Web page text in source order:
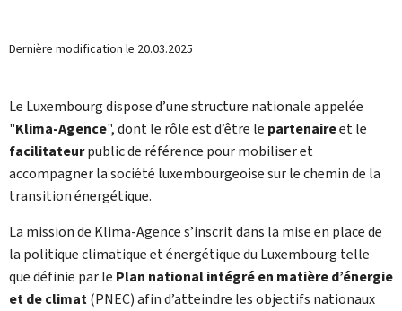
Dernière modification le 20.03.2025
Le Luxembourg dispose d’une structure nationale appelée
"Klima-Agence", dont le rôle est d’être le partenaireet le
facilitateurpublic de référence pour mobiliser et
accompagner la société luxembourgeoise sur le chemin de la
transition énergétique.
La mission de Klima-Agences’inscrit dans la mise en place de
la politique climatique et énergétique du Luxembourg telle
que définie par le Plan national intégré en matière d’énergie
et de climat(PNEC) afin d’atteindre les objectifs nationaux